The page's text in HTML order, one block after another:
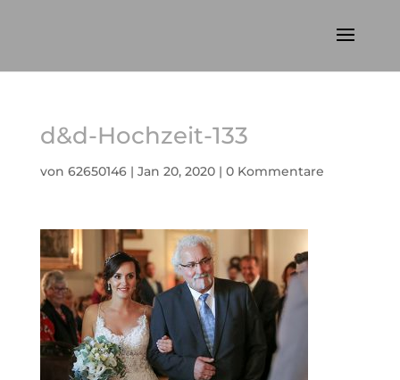
d&d-Hochzeit-133
von 62650146| Jan 20, 2020| 0 Kommentare